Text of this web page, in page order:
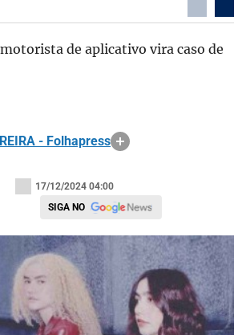
de aplicativo vira caso de
- Folhapress
17/12/2024 04:00
SIGA NO